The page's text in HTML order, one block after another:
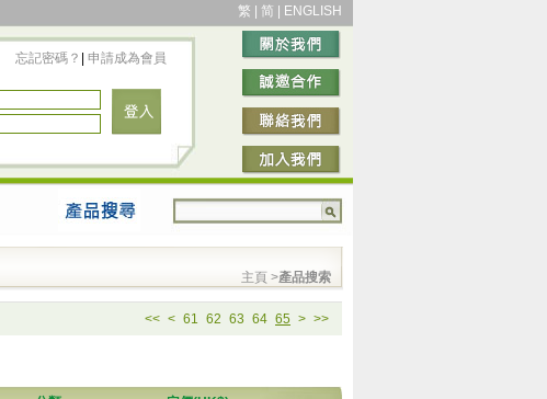
繁 简 ENGLISH
忘記密碼？ 申請成為會員
主頁 >產品搜索
<< < 61 62 63 64 65 > >>